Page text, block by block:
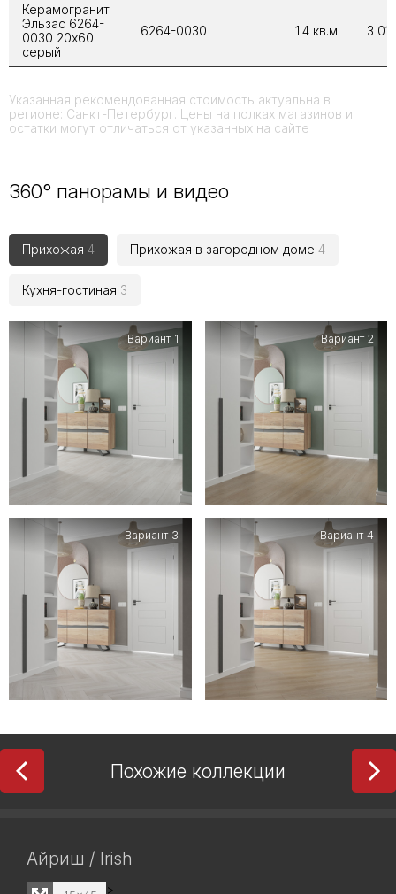
Керамогранит
Эльзас 6264-
0030 20x60
серый
6264-0030 1.4 кв.м 3
Указанная рекомендованная стоимость актуальна в
регионе: Санкт-Петербург. Цены на полках магазинов и
остатки могут отличаться от указанных на сайте
360° панорамы и видео
Прихожая 4 Прихожая в загородном доме 4
Кухня-гостиная 3
Вариант 1 Вариант 2
Вариант 3 Вариант 4
Похожие коллекции
Айриш / Irish
>